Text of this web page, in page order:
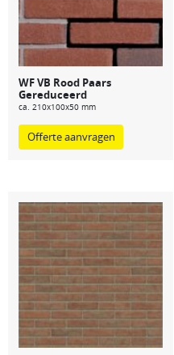
WF VB Rood Paars
Gereduceerd
ca. 210x100x50 mm
Offerte aanvragen